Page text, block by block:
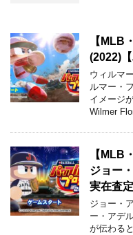
【MLB
(2022)
ウィルマ
ルマー・
イメージ
Wilmer
【MLB
ジョー
実在査定
ジョー・
ー・アデ
が伝わる